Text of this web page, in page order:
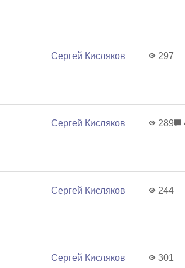
Сергей Кисляков 297
Сергей Кисляков 289
Сергей Кисляков 244
Сергей Кисляков 301